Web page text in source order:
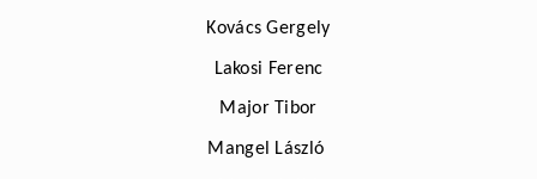
Kovács Gergely
Lakosi Ferenc
Major Tibor
Mangel László